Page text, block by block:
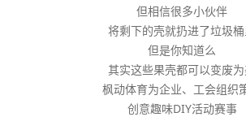
但相信很多小伙伴
将剩下的壳就扔进了垃圾
但是你知道么
其实这些果壳都可以变废
枫动体育为企业、工会组织
创意趣味DIY活动赛事